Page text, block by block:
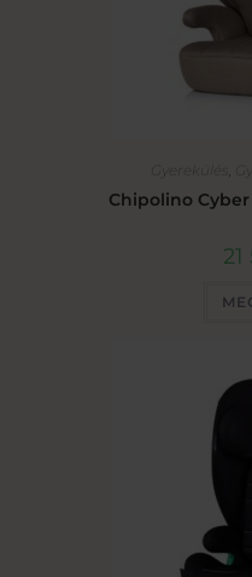
Gyerekülés ,
Chipolino Cyber